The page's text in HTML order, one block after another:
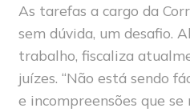
As tarefas a cargo da
sem dúvida, um desafio.
trabalho, fiscaliza
juízes. “Não está sendo
e incompreensões que